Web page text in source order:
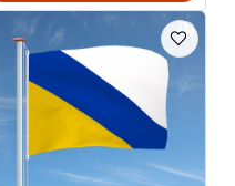
Voeg
toe
aan